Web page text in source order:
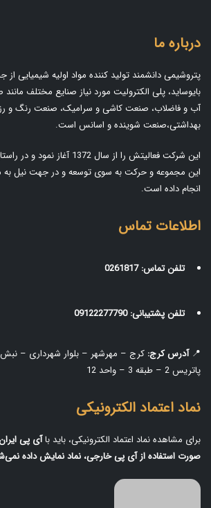
درباره ما
پتروشیمی دانشمند تولید کننده مواد اولیه شیمیایی از
بایوساید، پلی الکترولیت مورد نیاز صنایع مختلف
آب و فاضلاب، صنعت کاشی و سرامیک، صنعت رنگ و
بهداشتی،صنعت شوینده و اسانس است.
این شرکت فعالیتش را از سال
این مجموعه و حرکت به سوی توسعه و در جهت نیل به
انجام داده است.
اطلاعات تماس
تلفن تماس: 0261817
تلفن پشتیبانی: 09122277790
📍آدرس کرج:
پاتریس 2 – طبقه 3 – واحد 12
نماد اعتماد الکترونیکی
برای مشاهده نماد اعتماد الکترونیکی، باید باآی‌ پی
صورت استفاده از آی‌ پی خارجی، نماد نمایش داده